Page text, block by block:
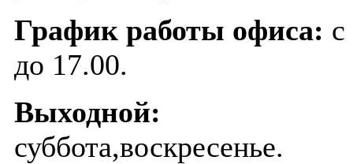
График работы офиса:
до 17.00.
Выходной:
суббота,воскресенье.